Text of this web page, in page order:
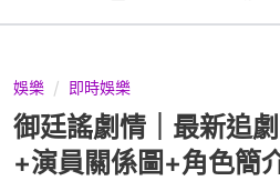
娛樂 即時娛樂
御廷謠劇情｜最新追
+演員關係圖+角色簡